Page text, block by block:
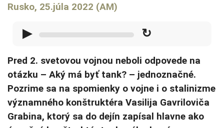
Rusko, 25.júla 2022 (AM)
▶ ↻
Pred 2. svetovou vojnou neboli odpovede na
otázku – Aký má byť tank? – jednoznačné.
Pozrime sa na spomienky o vojne i o stalinizme
významného konštruktéra Vasilija Gavriloviča
Grabina, ktorý sa do dejín zapísal hlavne ako